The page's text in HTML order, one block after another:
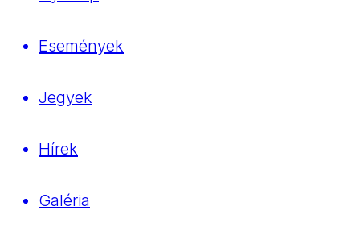
Események
Jegyek
Hírek
Galéria